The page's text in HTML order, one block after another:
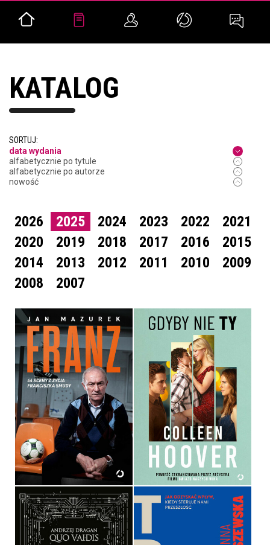
KATALOG
SORTUJ:
data wydania
alfabetycznie po tytule
alfabetycznie po autorze
nowość
2026 2025 2024 2023 2022
2021
2020
2019 2018 2017 2016
2015
2014
2013 2012 2011 2010
2009
2008
2007
FRANZ. 44 SCENY Z
ŻYCIA FRANCISZKA
SMUDY
JAN MAZUREK
OPRAWA TWARDA
64,99 ZŁ
GDYBY NIE TY. WYDANIE
FILMOWE
COLLEEN HOOVER
OPRAWA MIĘKKA
49,99 ZŁ